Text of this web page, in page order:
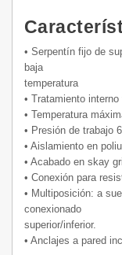
• Serpentín fijo de
baja
temperatura
• Tratamiento
• Temperatura
• Presión de trabajo
• Aislamiento en
• Acabado en skay
• Conexión para
• Multiposición: a
conexionado
superior/inferior.
• Anclajes a pared